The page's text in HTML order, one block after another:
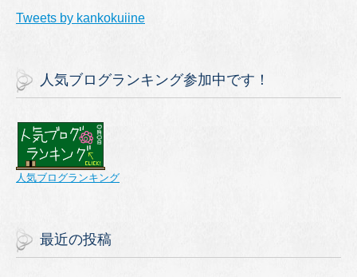
Tweets by kankokuiine
人気ブログランキング参加中です！
人気ブログランキング
最近の投稿